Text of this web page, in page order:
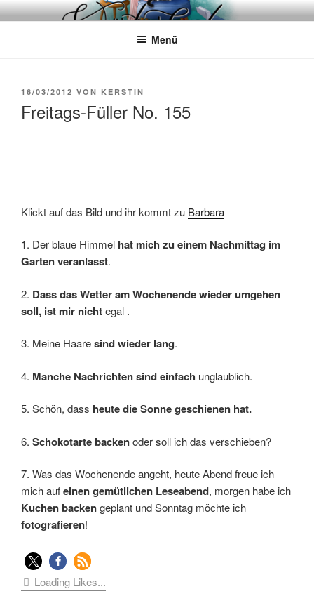
Zum
InhaltWÖRTERKATZE
Von Büchern erzählen
Menü
VERÖFFENTLICHT
16/03/2012 VON KERSTIN
Freitags-Füller No. 155
Klickt auf das Bild und ihr kommt zu Barbara
1. Der blaue Himmel hat mich zu einem Nachmittag im
Garten veranlasst.
2. Dass das Wetter am Wochenende wieder umgehen
soll, ist mir nichtegal .
3. Meine Haaresind wieder lang.
4. Manche Nachrichten sind einfach unglaublich.
5. Schön, dass heute die Sonne geschienen hat.
6. Schokotarte backenoder soll ich das verschieben?
7. Was das Wochenende angeht, heute Abend freue ich
mich aufeinen gemütlichen Leseabend, morgen habe ich
Kuchen backengeplant und Sonntag möchte ich
fotografieren!
Loading Likes...